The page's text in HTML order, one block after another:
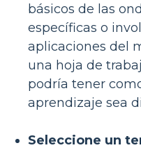
básicos de las
específicas o
aplicaciones del
una hoja de
podría tener
aprendizaje sea
Seleccione un